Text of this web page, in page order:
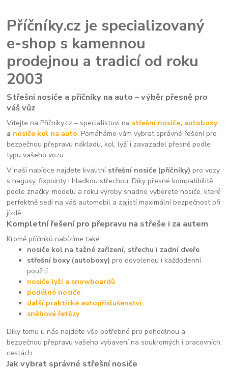
Příčníky.cz je specializovaný
e-shop s kamennou
prodejnou a tradicí od roku
2003
Střešní nosiče a příčníky na auto – výběr přesně pro
váš vůz
Vítejte na Příčníky.cz – specialistovi na střešní nosiče, autoboxy
a nosiče kol na auto. Pomáháme vám vybrat správné řešení pro
bezpečnou přepravu nákladu, kol, lyží i zavazadel přesně podle
typu vašeho vozu.
V naší nabídce najdete kvalitní střešní nosiče (příčníky) pro vozy
s hagusy, fixpointy i hladkou střechou. Díky přesné kompatibilitě
podle značky, modelu a roku výroby snadno vyberete nosiče, které
perfektně sedí na váš automobil a zajistí maximální bezpečnost při
jízdě.
Kompletní řešení pro přepravu na střeše i za autem
Kromě příčníků nabízíme také:
nosiče kol na tažné zařízení, střechu i zadní dveře
střešní boxy (autoboxy) pro dovolenou i každodenní
použití
nosiče lyží a snowboardů
podélné nosiče
další praktické autopříslušenství
sněhové řetězy
Díky tomu u nás najdete vše potřebné pro pohodlnou a
bezpečnou přepravu vašeho vybavení na soukromých i pracovních
cestách.
Jak vybrat správné střešní nosiče